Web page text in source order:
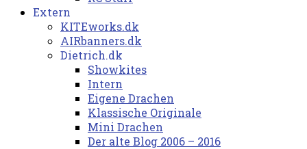
Extern
KITEworks.dk
AIRbanners.dk
Dietrich.dk
Showkites
Intern
Eigene Drachen
Klassische Originale
Mini Drachen
Der alte Blog 2006 – 2016